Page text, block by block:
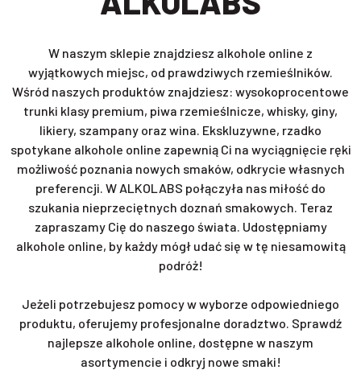
W naszym sklepie znajdziesz alkohole online z
wyjątkowych miejsc, od prawdziwych rzemieślników.
Wśród naszych produktów znajdziesz: wysokoprocentowe
trunki klasy premium, piwa rzemieślnicze, whisky, giny,
likiery, szampany oraz wina. Ekskluzywne, rzadko
spotykane alkohole online zapewnią Ci na wyciągnięcie ręki
możliwość poznania nowych smaków, odkrycie własnych
preferencji. W ALKOLABS połączyła nas miłość do
szukania nieprzeciętnych doznań smakowych. Teraz
zapraszamy Cię do naszego świata. Udostępniamy
alkohole online, by każdy mógł udać się w tę niesamowitą
podróż!
Jeżeli potrzebujesz pomocy w wyborze odpowiedniego
produktu, oferujemy profesjonalne doradztwo. Sprawdź
najlepsze alkohole online, dostępne w naszym
asortymencie i odkryj nowe smaki!